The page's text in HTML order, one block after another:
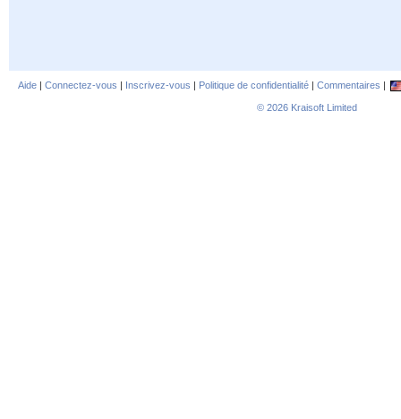
Aide | Connectez-vous | Inscrivez-vous | Politique de confidentialité | Commentaires |
© 2026 Kraisoft Limited